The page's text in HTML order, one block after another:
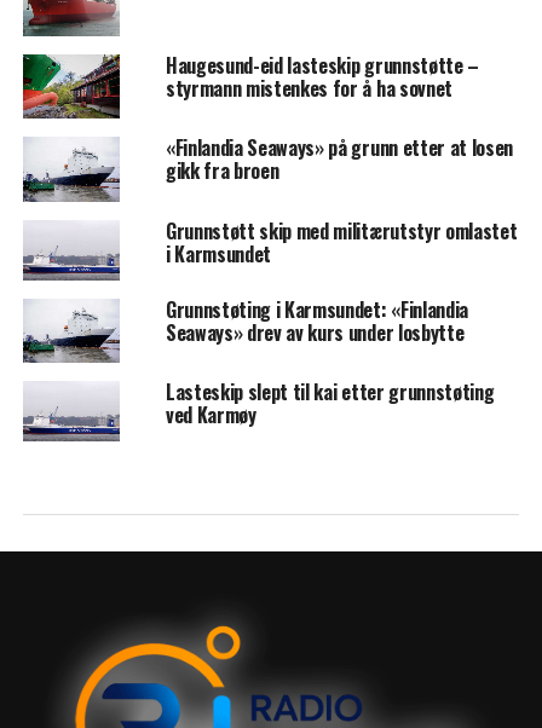
Haugesund-eid lasteskip grunnstøtte –
styrmann mistenkes for å ha sovnet
«Finlandia Seaways» på grunn etter at losen
gikk fra broen
Grunnstøtt skip med militærutstyr omlastet
i Karmsundet
Grunnstøting i Karmsundet: «Finlandia
Seaways» drev av kurs under losbytte
Lasteskip slept til kai etter grunnstøting
ved Karmøy